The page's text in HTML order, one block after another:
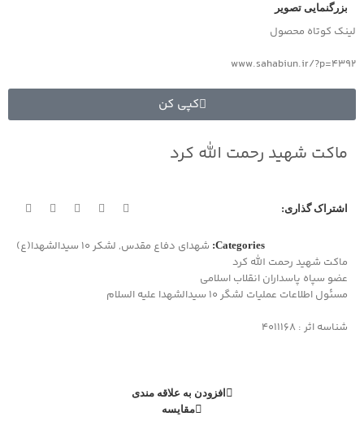
بزرگنمایی تصویر
لینک کوتاه محصول
www.sahabiun.ir/?p=4392
کپی کن
ماکت شهید رحمت الله کرد
اشتراک گذاری:
Categories: شهدای دفاع مقدس, لشکر ۱۰ سیدالشهدا(ع)
ماکت شهید رحمت الله کرد
عضو سپاه پاسداران انقلاب اسلامی
مسئول اطلاعات عملیات لشگر ۱۰ سیدالشهدا علیه السلام
شناسه اثر : 4011168
افزودن به علاقه مندی
مقایسه